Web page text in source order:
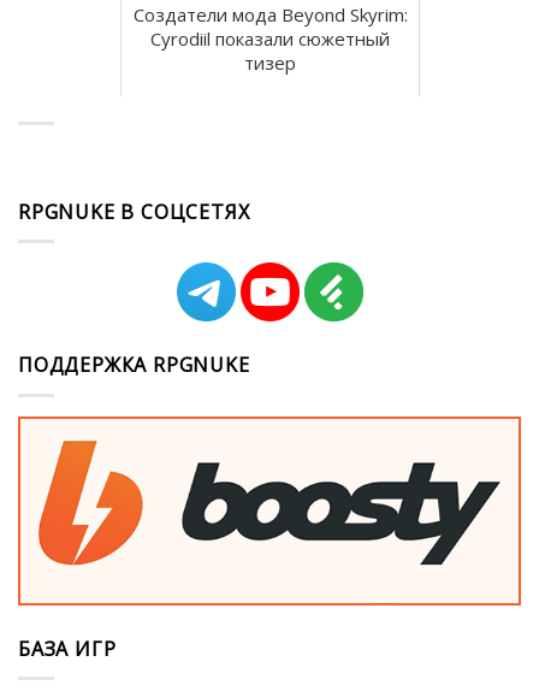
Создатели мода Beyond Skyrim:
Cyrodiil показали сюжетный
тизер
RPGNUKE В СОЦСЕТЯХ
ПОДДЕРЖКА RPGNUKE
БАЗА ИГР